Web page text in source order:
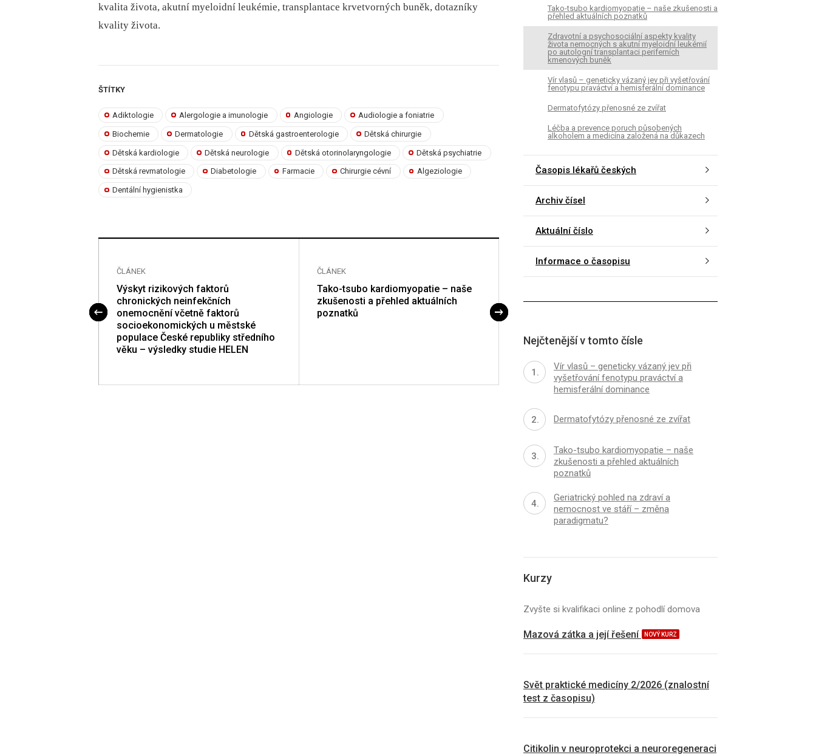
kvalita života, akutní myeloidní leukémie, transplantace krvetvorných buněk, dotazníky
kvality života.
ŠTÍTKY
Adiktologie Alergologie a imunologie Angiologie Audiologie a foniatrie
Biochemie Dermatologie Dětská gastroenterologie Dětská chirurgie
Dětská kardiologie Dětská neurologie Dětská otorinolaryngologie Dětská psychiatrie
Dětská revmatologie Diabetologie Farmacie Chirurgie cévní Algeziologie
Dentální hygienistka
ČLÁNEK
Výskyt rizikových faktorů
chronických neinfekčních
onemocnění včetně faktorů
socioekonomických u městské
populace České republiky středního
věku – výsledky studie HELEN
ČLÁNEK
Tako-tsubo kardiomyopatie – naše
zkušenosti a přehled aktuálních
poznatků
nemůžeme být první, ať nejsme
Tako-tsubo kardiomyopatie – naše zkušenosti a
přehled aktuálních poznatků
Zdravotní a psychosociální aspekty kvality
života nemocných s akutní myeloidní leukémií
po autologní transplantaci periferních
kmenových buněk
Vír vlasů – geneticky vázaný jev při vyšetřování
fenotypu praváctví a hemisferální dominance
Dermatofytózy přenosné ze zvířat
Léčba a prevence poruch působených
alkoholem a medicína založená na důkazech
Časopis lékařů českých
Archiv čísel
Aktuální číslo
Informace o časopisu
Nejčtenější v tomto čísle
Vír vlasů – geneticky vázaný jev při
vyšetřování fenotypu praváctví a
hemisferální dominance
Dermatofytózy přenosné ze zvířat
Tako-tsubo kardiomyopatie – naše
zkušenosti a přehled aktuálních
poznatků
Geriatrický pohled na zdraví a
nemocnost ve stáří – změna
paradigmatu?
Kurzy
Zvyšte si kvalifikaci online z pohodlí domova
Mazová zátka a její řešení NOVÝ KURZ
Svět praktické medicíny 2/2026 (znalostní
test z časopisu)
Citikolin v neuroprotekci a neuroregeneraci